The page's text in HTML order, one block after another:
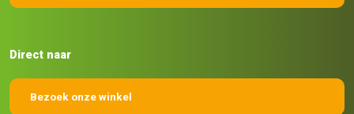
Direct naar
Bezoek onze winkel